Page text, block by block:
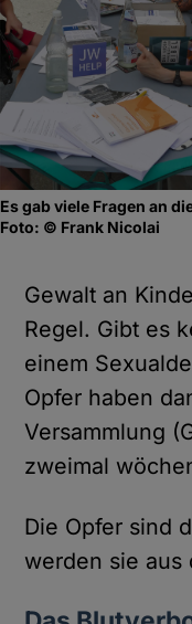
Es gab viele Fragen an
Foto: © Frank Nicolai
Gewalt an
Regel. Gibt es
einem
Opfer haben
Versammlung
zweimal
Die Opfer sind
werden sie aus